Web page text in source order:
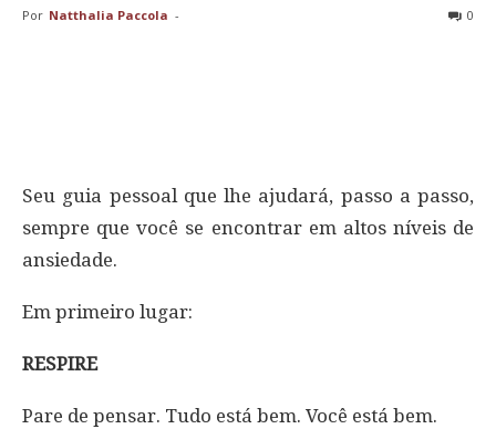
Por Natthalia Paccola - 0
Seu guia pessoal que lhe ajudará, passo a passo,
sempre que você se encontrar em altos níveis de
ansiedade.
Em primeiro lugar:
RESPIRE
Pare de pensar. Tudo está bem. Você está bem.